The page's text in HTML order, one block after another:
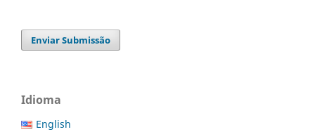
Enviar Submissão
Idioma
English